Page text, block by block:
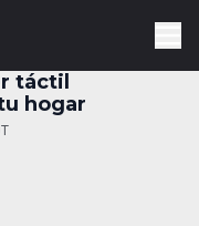
táctil
hogar